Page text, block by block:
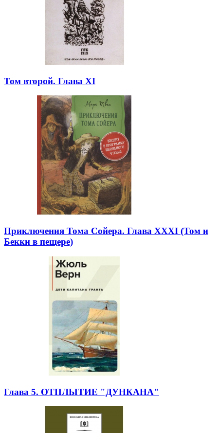
Том второй. Глава XI
Приключения Тома Сойера. Глава XXXI (Том и
Бекки в пещере)
Глава 5. ОТПЛЫТИЕ "ДУНКАНА"